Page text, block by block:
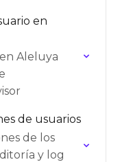
en
Aleluya
de usuarios
de los
y log